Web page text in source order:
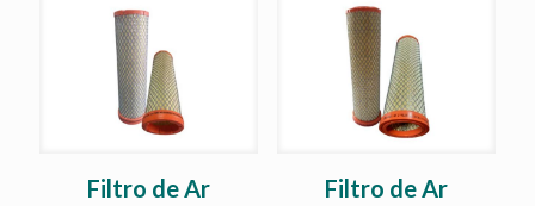
Filtro de Ar
Filtro de Ar